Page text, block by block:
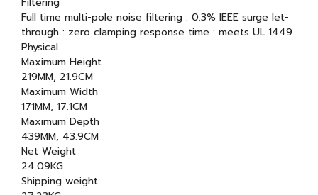
Full time multi-pole noise filtering : 0.3% IEEE surge let-
through : zero clamping response time : meets UL 1449
Physical
Maximum Height
219MM, 21.9CM
Maximum Width
171MM, 17.1CM
Maximum Depth
439MM, 43.9CM
Net Weight
24.09KG
Shipping weight